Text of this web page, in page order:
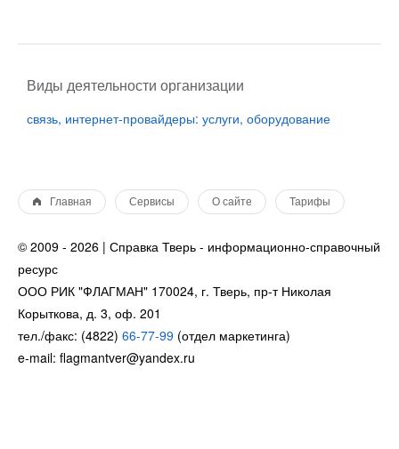
Виды деятельности организации
связь, интернет-провайдеры: услуги, оборудование
Главная Сервисы О сайте Тарифы
© 2009 - 2026 | Справка Тверь - информационно-справочный
ресурс
ООО РИК "ФЛАГМАН" 170024, г. Тверь, пр-т Николая
Корыткова, д. 3, оф. 201
тел./факс: (4822) 66-77-99 (отдел маркетинга)
e-mail: flagmantver@yandex.ru